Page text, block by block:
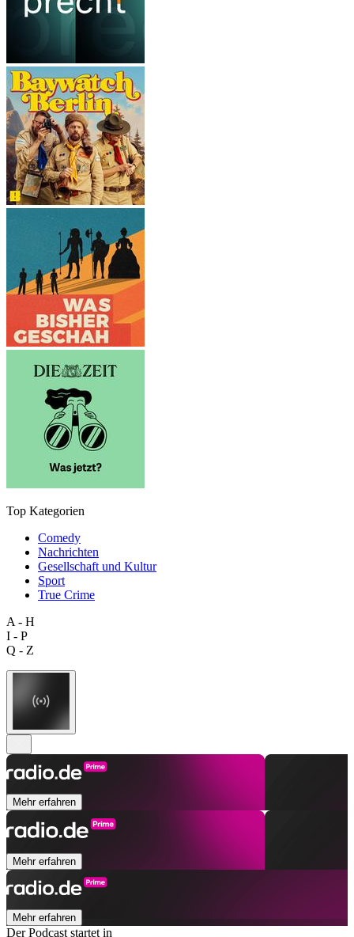
Top Kategorien
Comedy
Nachrichten
Gesellschaft und Kultur
Sport
True Crime
A - H
I - P
Q - Z
Mehr erfahren
Mehr erfahren
Mehr erfahren
Der Podcast startet in